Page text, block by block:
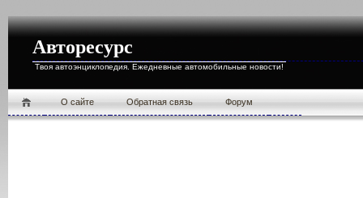
Авторесурс
Твоя автоэнциклопедия. Ежедневные автомобильные новости!
О cайте Обратная связь Форум